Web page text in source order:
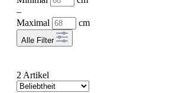
–
Maximal
cm
Alle Filter
2 Artikel